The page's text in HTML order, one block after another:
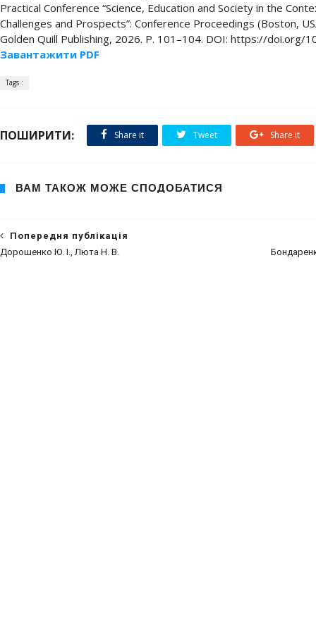
Practical Conference “Science, Education and Society in the
Challenges and Prospects”: Conference Proceedings (Boston,
Golden Quill Publishing, 2026. P. 101–104. DOI: https://doi.org/
Завантажити PDF
Tags :
ПОШИРИТИ: Share it Tweet Share it
ВАМ ТАКОЖ МОЖЕ СПОДОБАТИСЯ
Попередня публікація
Дорошенко Ю. І., Люта Н. В.